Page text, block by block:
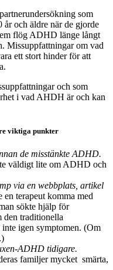
som
och äldre när de gjorde
flög ADHD länge långt
Missuppfattningar om vad
ett stort hinder för att
och som
i vad AHDH är och kan
viktiga punkter
de misstänkte ADHD.
väldigt lite om ADHD och
via en webbplats, artikel
terapeut komma med
sökte hjälp för
den traditionella
igen symptomen. (Om
ADHD tidigare.
familjer mycket smärta,